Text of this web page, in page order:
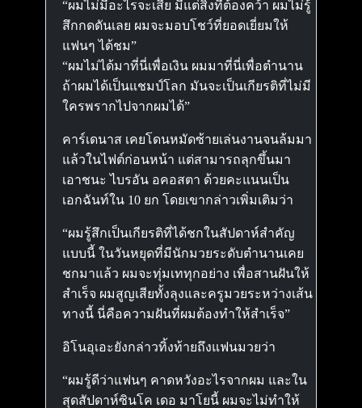
“ผมไม่มีอะไรจะเสีย มีแต่สิ่งที่ต้องคว้า ผมไม่รู้
สึกกดดันเลย ผมจะมอบโชว์ที่ยอดเยี่ยมให้
แฟนๆ ได้ชม”
“ผมไม่ได้มาที่นี่เพื่อเงิน ผมมาที่นี่เพื่อตำนาน
ถ้าผมได้เป็นแชมป์โลก มันจะเป็นเกียรติที่ไม่มี
ใครพรากไปจากผมได้”
คาร์เดนาส เคยโดนหมัดซ้ายเล่นงานจนล้มมา
แล้วในไฟต์ก่อนหน้า แต่สามารถลุกขึ้นมา
เอาชนะ ไบรอัน อคอสตา ด้วยคะแนนเป็น
เอกฉันท์ใน 10 ยก โดยเขากล่าวเพิ่มเติมว่า
“ผมรู้สึกเป็นเกียรติที่ได้ชกในสัปดาห์สำคัญ
แบบนี้ ในวันหยุดที่มีนักมวยระดับตำนานเคย
ชกมาแล้ว ผมจะทุ่มเททุกอย่าง เพื่อสานฝันให้
สำเร็จ ผมสูญเสียทั้งลุงและครูมวยระหว่างเส้น
ทางนี้ นี่คือความฝันที่ผมต้องทำให้สำเร็จ”
อิโนอุเอะยังกล่าวทิ้งท้ายถึงแฟนมวยว่า
“ผมรู้ดีว่าแฟนๆ คาดหวังอะไรจากผม และใน
สุดสัปดาห์ซินโค เดอ มาโยนี้ ผมจะไม่ทำให้